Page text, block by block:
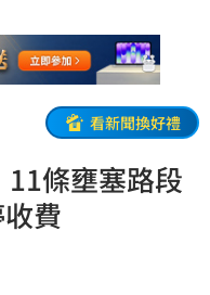
看新聞換好禮
條壅塞路段
費